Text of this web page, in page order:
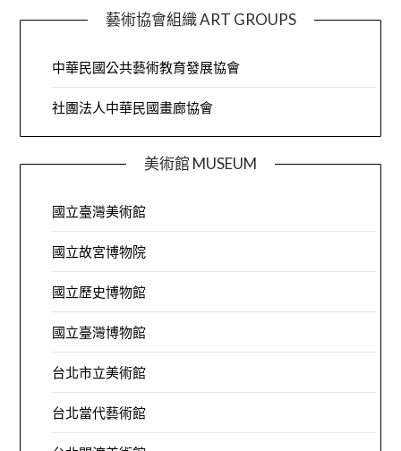
藝術協會組織 ART GROUPS
中華民國公共藝術教育發展協會
社團法人中華民國畫廊協會
美術館 MUSEUM
國立臺灣美術館
國立故宮博物院
國立歷史博物館
國立臺灣博物館
台北市立美術館
台北當代藝術館